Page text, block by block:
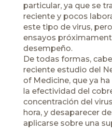
particular, ya que se
reciente y pocos
este tipo de virus,
ensayos
desempeño.
De todas formas,
reciente estudio del
of Medicine, que ya
la efectividad del
concentración del
hora, y desaparecer
aplicarse sobre una